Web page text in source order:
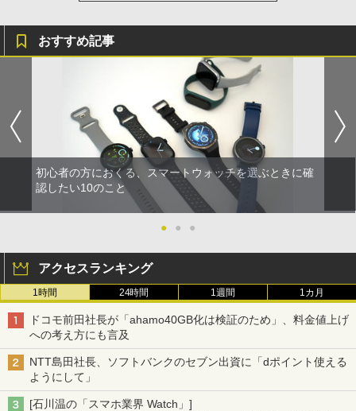
おすすめ記事
初心者の方におくる、スマートウォッチを選ぶときに確
認したい10のこと
● ● ●
アクセスランキング
1時間 24時間 1週間 1カ月
ドコモ前田社長が「ahamo40GB化は検証のため」、料金値上げ
への考え方にも言及
NTT島田社長、ソフトバンクのセブン出資に「dポイント使える
ようにして」
[石川温の「スマホ業界 Watch」]